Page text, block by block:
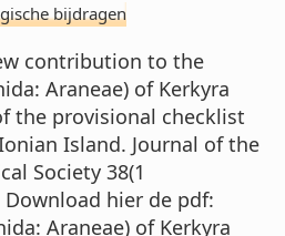
bijdragen
contribution to the
Araneae) of Kerkyra
the provisional checklist
Island. Journal of the
Society 38(1
hier de pdf:
Araneae) of Kerkyra